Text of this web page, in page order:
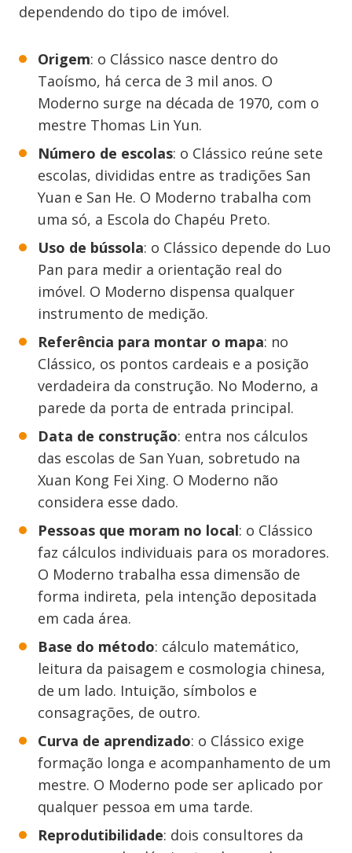
dependendo do tipo de imóvel.
Origem: o Clássico nasce dentro do
Taoísmo, há cerca de 3 mil anos. O
Moderno surge na década de 1970, com o
mestre Thomas Lin Yun.
Número de escolas: o Clássico reúne sete
escolas, divididas entre as tradições San
Yuan e San He. O Moderno trabalha com
uma só, a Escola do Chapéu Preto.
Uso de bússola: o Clássico depende do Luo
Pan para medir a orientação real do
imóvel. O Moderno dispensa qualquer
instrumento de medição.
Referência para montar o mapa: no
Clássico, os pontos cardeais e a posição
verdadeira da construção. No Moderno, a
parede da porta de entrada principal.
Data de construção: entra nos cálculos
das escolas de San Yuan, sobretudo na
Xuan Kong Fei Xing. O Moderno não
considera esse dado.
Pessoas que moram no local: o Clássico
faz cálculos individuais para os moradores.
O Moderno trabalha essa dimensão de
forma indireta, pela intenção depositada
em cada área.
Base do método: cálculo matemático,
leitura da paisagem e cosmologia chinesa,
de um lado. Intuição, símbolos e
consagrações, de outro.
Curva de aprendizado: o Clássico exige
formação longa e acompanhamento de um
mestre. O Moderno pode ser aplicado por
qualquer pessoa em uma tarde.
Reprodutibilidade: dois consultores da